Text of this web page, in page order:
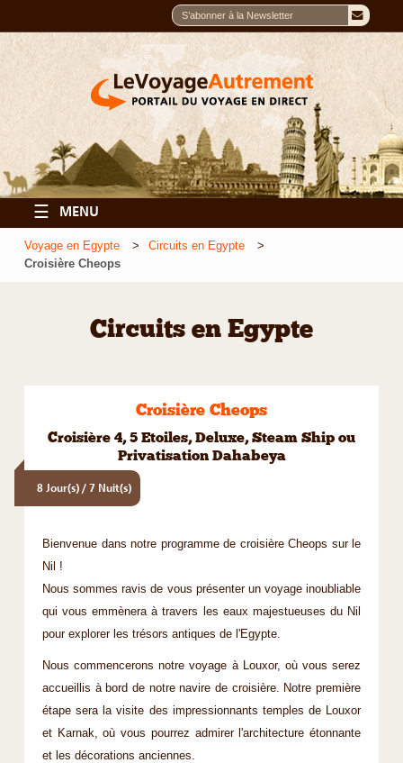
☰ MENU
Voyage en Egypte
Circuits en Egypte
Croisière Cheops
Circuits en Egypte
Croisière Cheops
Croisière 4, 5 Etoiles, Deluxe, Steam Ship ou
Privatisation Dahabeya
8 Jour(s) / 7 Nuit(s)
Bienvenue dans notre programme de croisière Cheops sur le
Nil !
Nous sommes ravis de vous présenter un voyage inoubliable
qui vous emmènera à travers les eaux majestueuses du Nil
pour explorer les trésors antiques de l'Egypte.
Nous commencerons notre voyage à Louxor, où vous serez
accueillis à bord de notre navire de croisière. Notre première
étape sera la visite des impressionnants temples de Louxor
et Karnak, où vous pourrez admirer l'architecture étonnante
et les décorations anciennes.